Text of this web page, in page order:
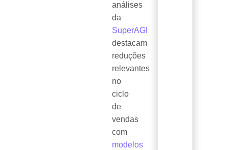
análises
da
SuperAGI
destacam
reduções
relevantes
no
ciclo
de
vendas
com
modelos